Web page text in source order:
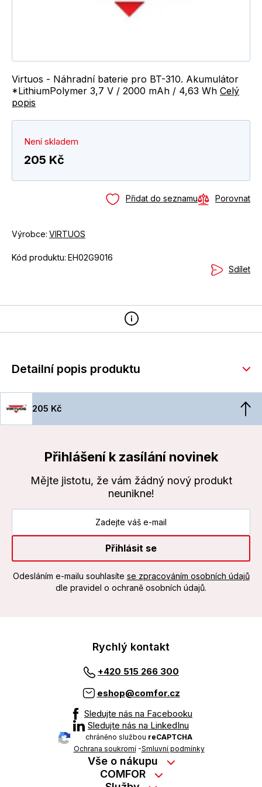
Virtuos - Náhradní baterie pro BT-310. Akumulátor
*LithiumPolymer 3,7 V / 2000 mAh / 4,63 Wh Celý
popis
Není skladem
205 Kč
Přidat do seznamu Porovnat
Výrobce: VIRTUOS
Kód produktu: EH02G9016
Sdílet
Detailní popis produktu
205 Kč
Přihlášení k zasílání novinek
Mějte jistotu, že vám žádný nový produkt
neunikne!
Přihlásit se
Odesláním e-mailu souhlasíte se zpracováním osobních údajů
dle pravidel o ochraně osobních údajů.
Rychlý kontakt
+420 515 266 300
eshop@comfor.cz
Sledujte nás na Facebooku
Sledujte nás na LinkedInu
chráněno službou reCAPTCHA
Ochrana soukromí-Smluvní podmínky
Vše o nákupu
Nákup na splátky
COMFOR